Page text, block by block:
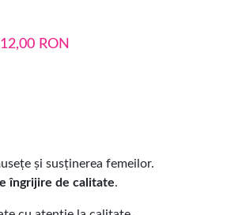
12,00 RON
și susținerea femeilor.
îngrijire de calitate.